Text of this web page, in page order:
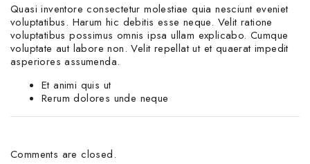
Quasi inventore consectetur molestiae quia nesciunt eveniet
voluptatibus. Harum hic debitis esse neque. Velit ratione
voluptatibus possimus omnis ipsa ullam explicabo. Cumque
voluptate aut labore non. Velit repellat ut et quaerat impedit
asperiores assumenda.
Et animi quis ut
Rerum dolores unde neque
Comments are closed.